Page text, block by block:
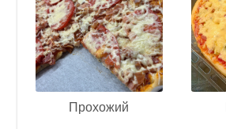
Прохожий